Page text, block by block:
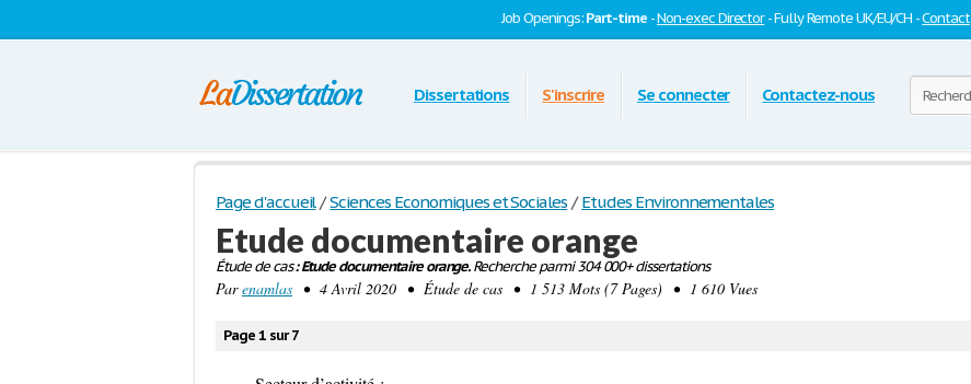
Job Openings:Part-time -Non-exec Director- Fully Remote UK/EU/CH -Contact
Dissertations S'inscrire Se connecter Contactez-nous
Page d'accueil / Sciences Economiques et Sociales / Etudes Environnementales
Etude documentaire orange
Étude de cas: Etude documentaire orange.Recherche parmi 304 000+ dissertations
Parenamlas • 4 Avril 2020 • Étude de cas • 1 513 Mots (7 Pages) • 1 610 Vues
Page 1 sur 7